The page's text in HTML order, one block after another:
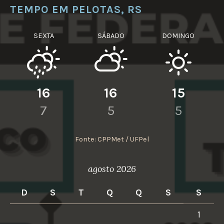
TEMPO EM PELOTAS, RS
SEXTA
16
7
SÁBADO
16
5
DOMINGO
15
5
Fonte: CPPMet / UFPel
agosto 2026
D S T Q Q S
S
1